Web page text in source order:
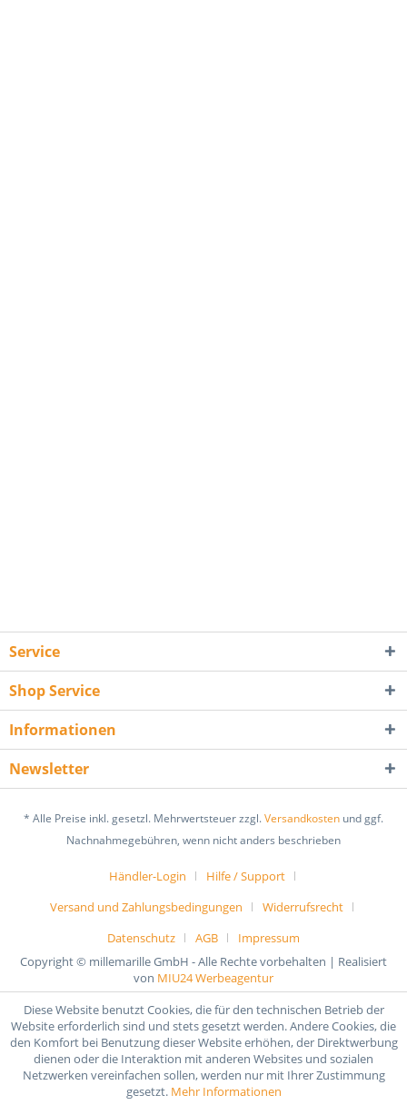
Service
Shop Service
Informationen
Newsletter
* Alle Preise inkl. gesetzl. Mehrwertsteuer zzgl.Versandkosten und ggf.
Nachnahmegebühren, wenn nicht anders beschrieben
Händler-Login
Hilfe / Support
Versand und Zahlungsbedingungen
Widerrufsrecht
Datenschutz
AGB
Impressum
Copyright © millemarille GmbH - Alle Rechte vorbehalten | Realisiert
von MIU24 Werbeagentur
Diese Website benutzt Cookies, die für den technischen Betrieb der
Website erforderlich sind und stets gesetzt werden. Andere Cookies, die
den Komfort bei Benutzung dieser Website erhöhen, der Direktwerbung
dienen oder die Interaktion mit anderen Websites und sozialen
Netzwerken vereinfachen sollen, werden nur mit Ihrer Zustimmung
gesetzt. Mehr Informationen